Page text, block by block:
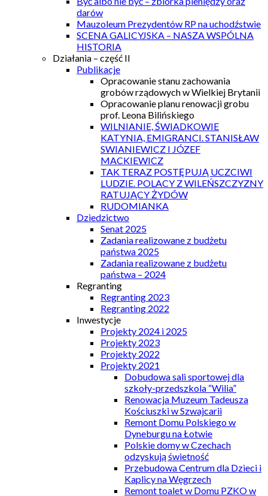
darów
Mauzoleum Prezydentów RP na uchodźstwie
SCENA GALICYJSKA – NASZA WSPÓLNA
HISTORIA
Działania – część II
Publikacje
Opracowanie stanu zachowania
grobów rządowych w Wielkiej Brytanii
Opracowanie planu renowacji grobu
prof. Leona Bilińskiego
WILNIANIE, ŚWIADKOWIE
KATYNIA, EMIGRANCI. STANISŁAW
SWIANIEWICZ I JÓZEF
MACKIEWICZ
TAK TERAZ POSTĘPUJĄ UCZCIWI
LUDZIE. POLACY Z WILEŃSZCZYZNY
RATUJĄCY ŻYDÓW
RUDOMIANKA
Dziedzictwo
Senat 2025
Zadania realizowane z budżetu
państwa 2025
Zadania realizowane z budżetu
państwa – 2024
Regranting
Regranting 2023
Regranting 2022
Inwestycje
Projekty 2024 i 2025
Projekty 2023
Projekty 2022
Projekty 2021
Dobudowa sali sportowej dla
szkoły-przedszkola “Wilia”
Renowacja Muzeum Tadeusza
Kościuszki w Szwajcarii
Remont Domu Polskiego w
Dyneburgu na Łotwie
Polskie domy w Czechach
odzyskują świetność
Przebudowa Centrum dla Dzieci i
Kaplicy na Węgrzech
Remont toalet w Domu PZKO w